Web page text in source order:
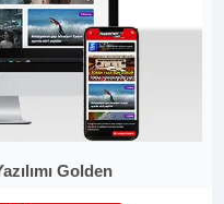
Golden